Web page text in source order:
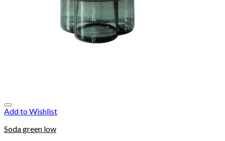
Add to Wishlist
Soda green low